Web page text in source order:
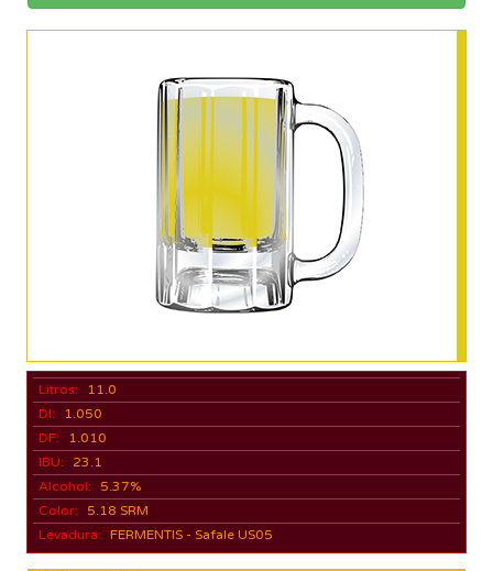
Litros:
11.0
DI:
1.050
DF:
1.010
IBU:
23.1
Alcohol:
5.37%
Color:
5.18 SRM
Levadura: FERMENTIS - Safale US05